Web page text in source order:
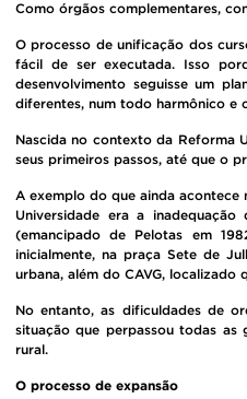
Como órgãos complementares,
O processo de unificação dos
fácil de ser executada. Isso
desenvolvimento seguisse um
diferentes, num todo harmônico e
Nascida no contexto da Reforma
seus primeiros passos, até que o
A exemplo do que ainda acontece
Universidade era a
(emancipado de Pelotas em
inicialmente, na praça Sete de
urbana, além do CAVG,
No entanto, as dificuldades de
situação que perpassou todas
rural.
O processo de expansão